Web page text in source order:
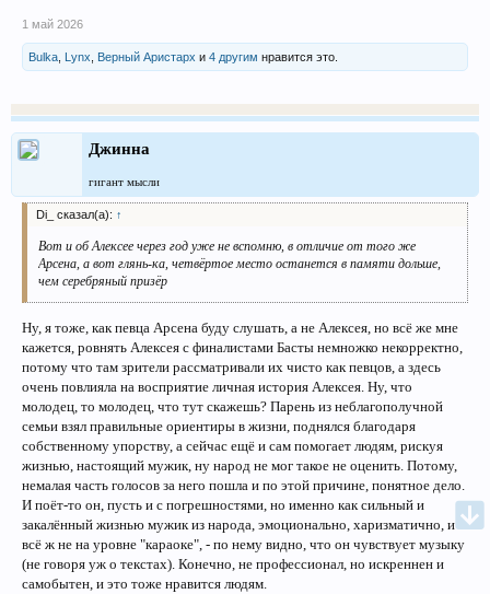
1 май 2026
Bulka, Lynx, Верный Аристарх и 4 другим нравится это.
Джинна
гигант мысли
Di_ сказал(а): ↑
Вот и об Алексее через год уже не вспомню, в отличие от того же
Арсена, а вот глянь-ка, четвёртое место останется в памяти дольше,
чем серебряный призёр
Ну, я тоже, как певца Арсена буду слушать, а не Алексея, но всё же мне
кажется, ровнять Алексея с финалистами Басты немножко некорректно,
потому что там зрители рассматривали их чисто как певцов, а здесь
очень повлияла на восприятие личная история Алексея. Ну, что
молодец, то молодец, что тут скажешь? Парень из неблагополучной
семьи взял правильные ориентиры в жизни, поднялся благодаря
собственному упорству, а сейчас ещё и сам помогает людям, рискуя
жизнью, настоящий мужик, ну народ не мог такое не оценить. Потому,
немалая часть голосов за него пошла и по этой причине, понятное дело.
И поёт-то он, пусть и с погрешностями, но именно как сильный и
закалённый жизнью мужик из народа, эмоционально, харизматично, и
всё ж не на уровне "караоке", - по нему видно, что он чувствует музыку
(не говоря уж о текстах). Конечно, не профессионал, но искреннен и
самобытен, и это тоже нравится людям.